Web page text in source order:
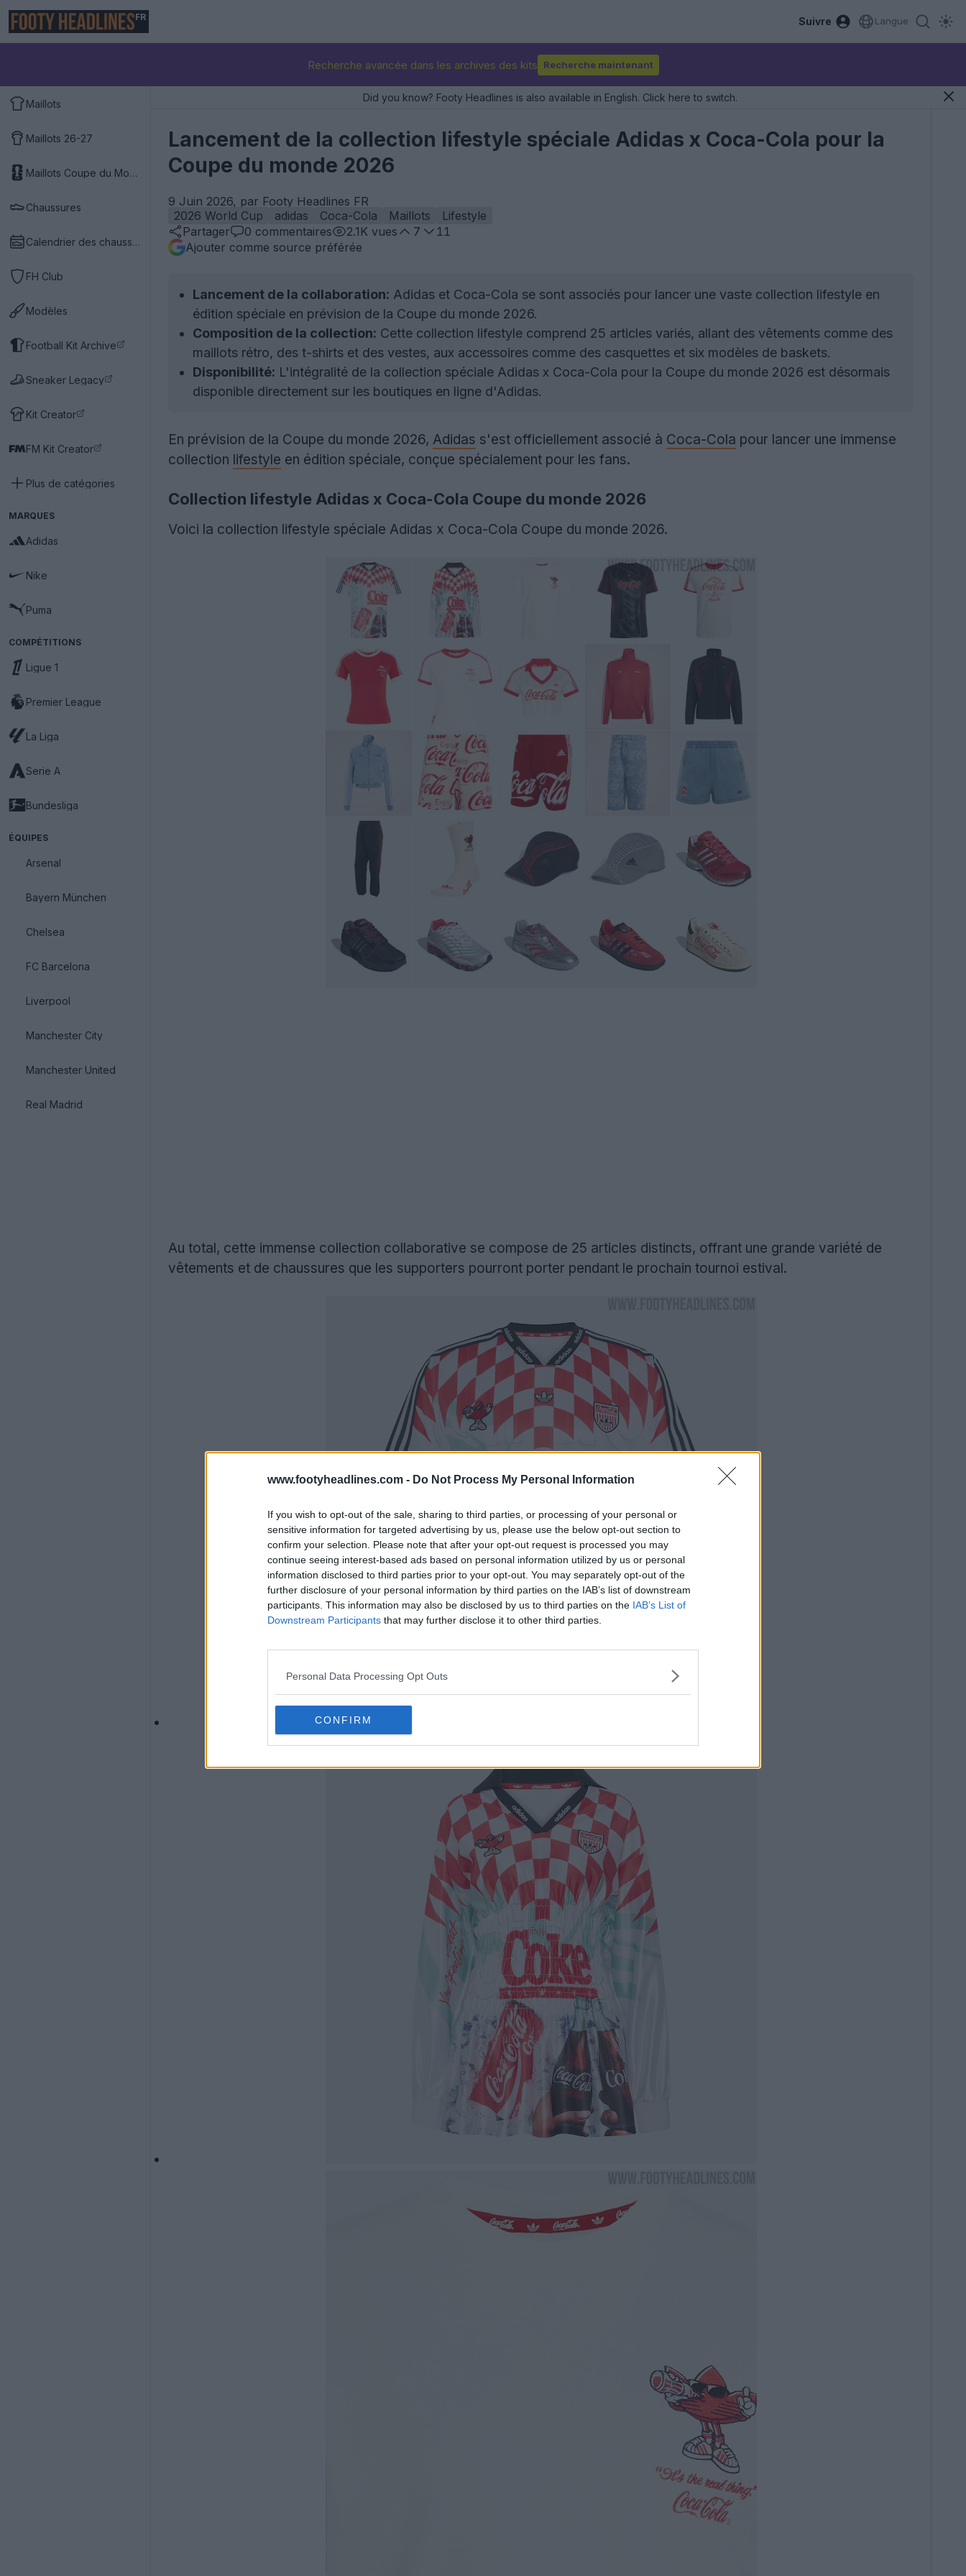
www.footyheadlines.com - Do Not Process My Personal Information
If you wish to opt-out of the sale, sharing to third parties, or processing of your personal or
sensitive information for targeted advertising by us, please use the below opt-out section to
confirm your selection. Please note that after your opt-out request is processed you may
continue seeing interest-based ads based on personal information utilized by us or personal
information disclosed to third parties prior to your opt-out. You may separately opt-out of the
further disclosure of your personal information by third parties on the IAB’s list of downstream
participants. This information may also be disclosed by us to third parties on the IAB’s List of
Downstream Participants that may further disclose it to other third parties.
Personal Data Processing Opt Outs
CONFIRM
FR Suivre Langue
Recherche avancée dans les archives des kits Recherche maintenant
Maillots
Maillots 26-27
Maillots Coupe du Monde 2026
Chaussures
Calendrier des chaussures
FH Club
Modèles
Football Kit Archive
Sneaker Legacy
Kit Creator
FM Kit Creator
Plus de catégories
MARQUES
Adidas
Nike
Puma
COMPÉTITIONS
Ligue 1
Premier League
La Liga
Serie A
Bundesliga
ÉQUIPES
Arsenal
Bayern München
Chelsea
FC Barcelona
Liverpool
Manchester City
Manchester United
Real Madrid
Did you know? Footy Headlines is also available in English. Click here to switch.
Lancement de la collection lifestyle spéciale Adidas x Coca-Cola pour la
Coupe du monde 2026
9 Juin 2026, par Footy Headlines FR
2026 World Cup
adidas Coca-Cola Maillots
Lifestyle
Partager
0 commentaires 2.1K vues 7
11
Ajouter comme source préférée
Lancement de la collaboration: Adidas et Coca-Cola se sont associés pour lancer une vaste collection lifestyle en
édition spéciale en prévision de la Coupe du monde 2026.
Composition de la collection: Cette collection lifestyle comprend 25 articles variés, allant des vêtements comme des
maillots rétro, des t-shirts et des vestes, aux accessoires comme des casquettes et six modèles de baskets.
Disponibilité: L'intégralité de la collection spéciale Adidas x Coca-Cola pour la Coupe du monde 2026 est désormais
disponible directement sur les boutiques en ligne d'Adidas.
En prévision de la Coupe du monde 2026, Adidas s'est officiellement associé à Coca-Cola pour lancer une immense
collection lifestyle en édition spéciale, conçue spécialement pour les fans.
Collection lifestyle Adidas x Coca-Cola Coupe du monde 2026
Voici la collection lifestyle spéciale Adidas x Coca-Cola Coupe du monde 2026.
Au total, cette immense collection collaborative se compose de 25 articles distincts, offrant une grande variété de
vêtements et de chaussures que les supporters pourront porter pendant le prochain tournoi estival.